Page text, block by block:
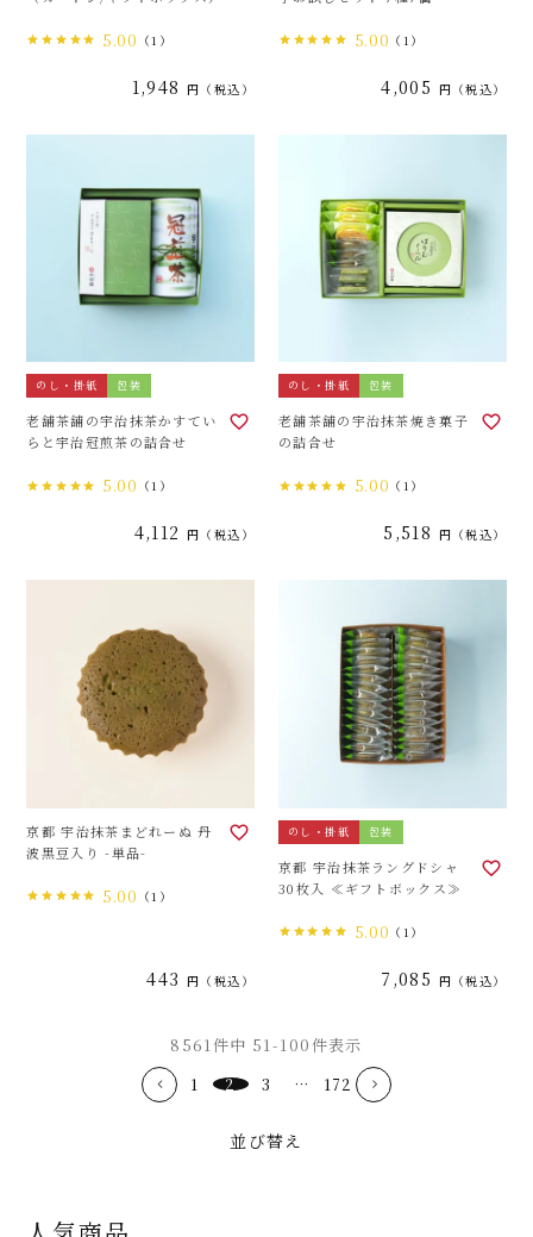
5.00 （1）
1,948 税込
5.00 （1）
4,005 税込
のし・掛紙 包装
老舗茶舗の宇治抹茶かすてい
らと宇治冠煎茶の詰合せ
5.00 （1）
4,112 税込
のし・掛紙 包装
老舗茶舗の宇治抹茶焼き菓子
の詰合せ
5.00 （1）
5,518 税込
京都 宇治抹茶まどれーぬ 丹
波黒豆入り -単品-
5.00 （1）
443 税込
のし・掛紙 包装
京都 宇治抹茶ラングドシャ
30枚入 ≪ギフトボックス≫
5.00 （1）
7,085 税込
並び替え
8561件中 51-100件表示
1 2 3 … 172